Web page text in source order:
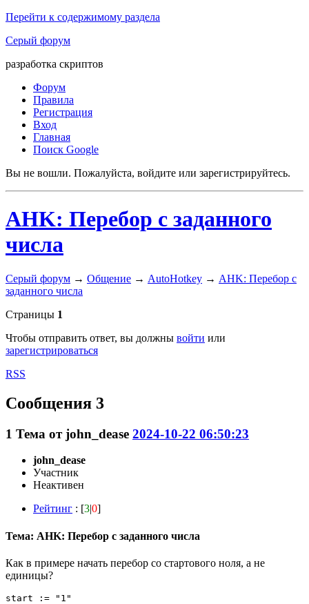
Перейти к содержимому раздела
Серый форум
разработка скриптов
Форум
Правила
Регистрация
Вход
Главная
Поиск Google
Вы не вошли. Пожалуйста, войдите или зарегистрируйтесь.
AHK: Перебор с заданного
числа
Серый форум → Общение → AutoHotkey → AHK: Перебор с
заданного числа
Страницы 1
Чтобы отправить ответ, вы должны войти или
зарегистрироваться
RSS
Сообщения 3
1 Тема отjohn_dease 2024-10-22 06:50:23
john_dease
Участник
Неактивен
Рейтинг : [3|0]
Тема: AHK: Перебор с заданного числа
Как в примере начать перебор со стартового ноля, а не
единицы?
start := "1"